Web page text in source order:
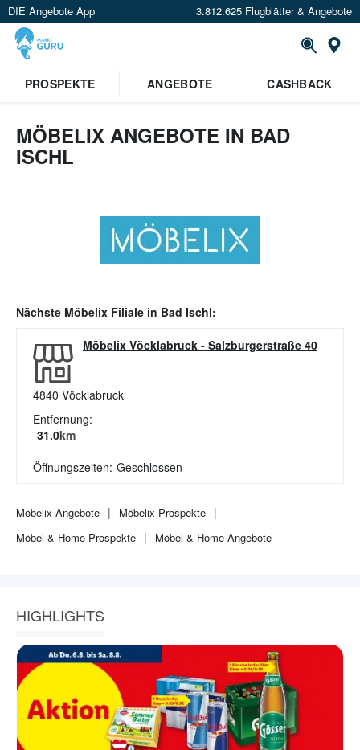
DIE Angebote App 3.812.625 Flugblätter & Angebote
PROSPEKTE
ANGEBOTE CASHBACK
MÖBELIX ANGEBOTE IN BAD
ISCHL
Nächste Möbelix Filiale in Bad Ischl:
Möbelix Vöcklabruck - Salzburgerstraße 40
4840 Vöcklabruck
Entfernung:
31.0km
Öffnungszeiten: Geschlossen
Möbelix Angebote Möbelix Prospekte
Möbel & Home Prospekte Möbel & Home Angebote
HIGHLIGHTS